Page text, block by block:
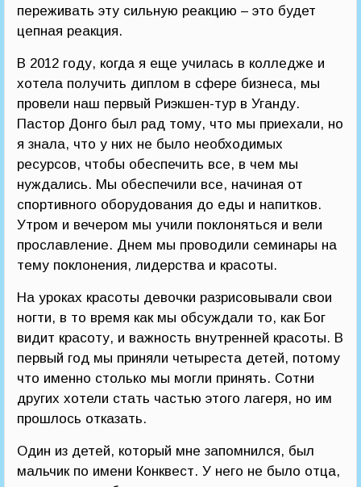
переживать эту сильную реакцию – это будет
цепная реакция.
В 2012 году, когда я еще училась в колледже и
хотела получить диплом в сфере бизнеса, мы
провели наш первый Риэкшен-тур в Уганду.
Пастор Донго был рад тому, что мы приехали, но
я знала, что у них не было необходимых
ресурсов, чтобы обеспечить все, в чем мы
нуждались. Мы обеспечили все, начиная от
спортивного оборудования до еды и напитков.
Утром и вечером мы учили поклоняться и вели
прославление. Днем мы проводили семинары на
тему поклонения, лидерства и красоты.
На уроках красоты девочки разрисовывали свои
ногти, в то время как мы обсуждали то, как Бог
видит красоту, и важность внутренней красоты. В
первый год мы приняли четыреста детей, потому
что именно столько мы могли принять. Сотни
других хотели стать частью этого лагеря, но им
прошлось отказать.
Один из детей, который мне запомнился, был
мальчик по имени Конквест. У него не было отца,